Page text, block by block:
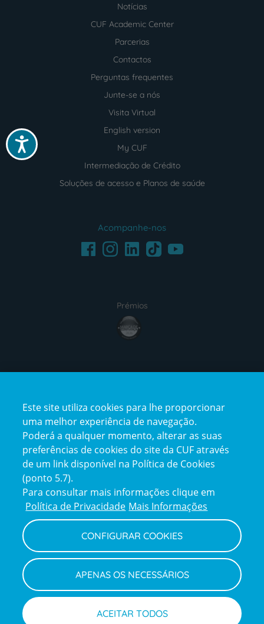
Acessibilidade
Notícias
CUF Academic Center
Parcerias
Contactos
Perguntas frequentes
Junte-se a nós
Visita Virtual
English version
My CUF
Intermediação de Crédito
Soluções de acesso e Planos de saúde
Acompanhe-nos
FacebookInstagramLinkedInTikTokYoutube
Prémios
award4
certification2certification3
Reclamações
e
elogios
Policy
Política de Privacidade e Cookies
Termos e Condições
Declaração de Acessibilidade
Canal de Denúncias
Informações legais
Este site utiliza cookies para lhe proporcionar
uma melhor experiência de navegação.
Poderá a qualquer momento, alterar as suas
preferências de cookies do site da CUF através
de um link disponível na Política de Cookies
(ponto 5.7).
Para consultar mais informações clique em
Política de Privacidade Mais Informações
CONFIGURAR COOKIES
APENAS OS NECESSÁRIOS
ACEITAR TODOS